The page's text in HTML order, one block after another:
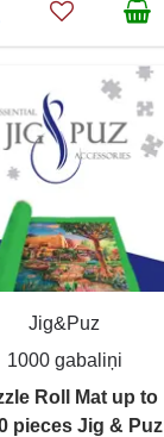
Jig&Puz
1000 gabaliņi
Roll Mat up to
pieces Jig & Puz